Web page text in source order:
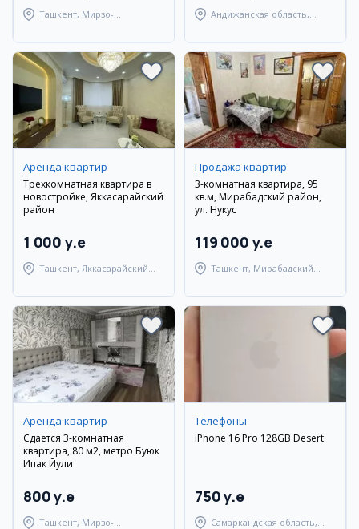
Ташкент, Мирзо-
Андижанская область,
Аренда квартир
Трехкомнатная квартира в
новостройке, Яккасарайский
район
1 000 y.e
Ташкент, Яккасарайский
Продажа квартир
3-комнатная квартира, 95
кв.м, Мирабадский район,
ул. Нукус
119 000 y.e
Ташкент, Мирабадский
Аренда квартир
Сдается 3-комнатная
квартира, 80 м2, метро Буюк
Ипак Йули
800 y.e
Ташкент, Мирзо-
Телефоны
iPhone 16 Pro 128GB Desert
750 y.e
Самаркандская область,